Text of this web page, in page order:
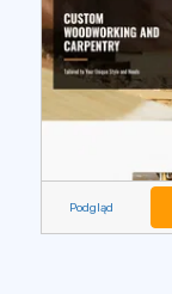
Podgląd